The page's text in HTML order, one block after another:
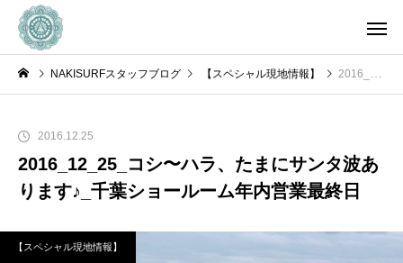
NAKISURFスタッフブログ 【スペシャル現地情報】 2016_12_25_コシ〜ハラ、たまにサンタ波あります♪_千葉ショールーム年内営業最終日
2016.12.25
2016_12_25_コシ〜ハラ、たまにサンタ波あ
ります♪_千葉ショールーム年内営業最終日
【スペシャル現地情報】